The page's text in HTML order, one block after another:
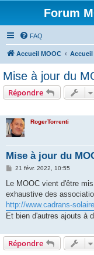
Forum
FAQ
Accueil MOOC Accueil
Mise à jour du
Répondre
RogerTorrenti
Mise à jour du
M
s
a
g
e
21 févr. 2022, 10:55
Le MOOC vient d'être
exhaustive des
http://www.cadrans-
Et bien d'autres ajouts à
Répondre